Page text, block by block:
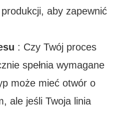
aby zapewnić
: Czy Twój proces
spełnia wymagane
może mieć otwór o
ale jeśli Twoja linia